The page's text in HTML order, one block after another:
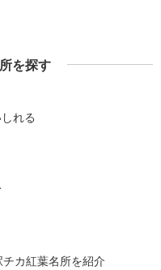
を探す
れる
カ紅葉名所を紹介